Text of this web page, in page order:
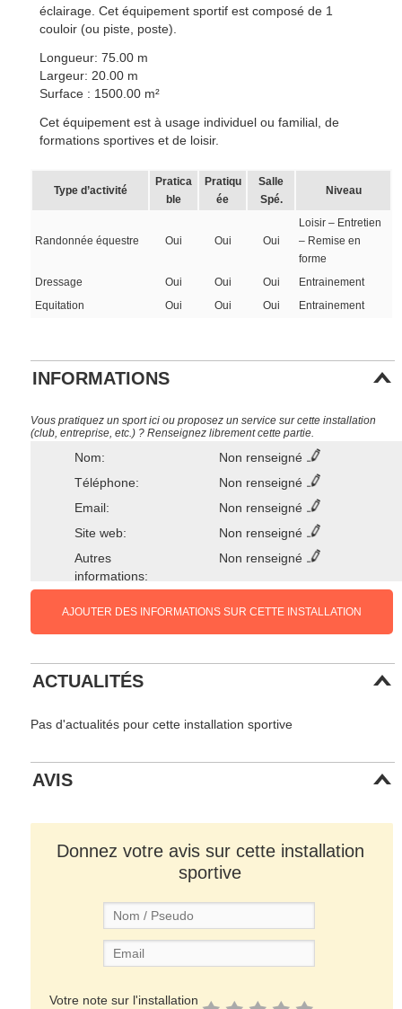
éclairage. Cet équipement sportif est composé de 1
couloir (ou piste, poste).
Longueur: 75.00 m
Largeur: 20.00 m
Surface : 1500.00 m²
Cet équipement est à usage individuel ou familial, de
formations sportives et de loisir.
Type d’activité
Pratica
ble
Pratiqu
ée
Salle
Spé.
Niveau
Randonnée équestre Oui Oui Oui
Loisir – Entretien
– Remise en
forme
Dressage
Oui Oui Oui
Entrainement
Equitation
Oui Oui Oui Entrainement
INFORMATIONS
Vous pratiquez un sport ici ou proposez un service sur cette installation
(club, entreprise, etc.) ? Renseignez librement cette partie.
Nom:
Non renseigné
Téléphone:
Non renseigné
Email:
Non renseigné
Site web:
Non renseigné
Autres
informations:
Non renseigné
AJOUTER DES INFORMATIONS SUR CETTE INSTALLATION
ACTUALITÉS
Pas d'actualités pour cette installation sportive
AVIS
Donnez votre avis sur cette installation
sportive
Votre note sur l'installation